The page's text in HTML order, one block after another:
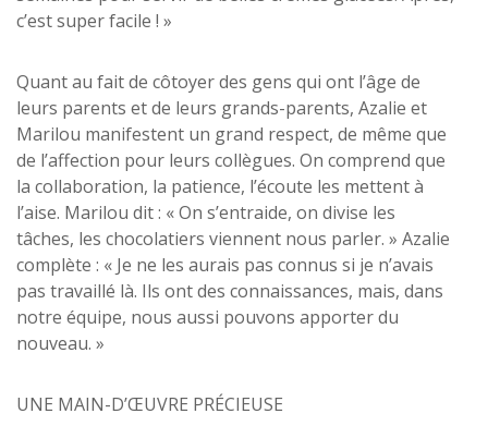
c’est super facile ! »
Quant au fait de côtoyer des gens qui ont l’âge de
leurs parents et de leurs grands-parents, Azalie et
Marilou manifestent un grand respect, de même que
de l’affection pour leurs collègues. On comprend que
la collaboration, la patience, l’écoute les mettent à
l’aise. Marilou dit : « On s’entraide, on divise les
tâches, les chocolatiers viennent nous parler. » Azalie
complète : « Je ne les aurais pas connus si je n’avais
pas travaillé là. Ils ont des connaissances, mais, dans
notre équipe, nous aussi pouvons apporter du
nouveau. »
UNE MAIN-D’ŒUVRE PRÉCIEUSE